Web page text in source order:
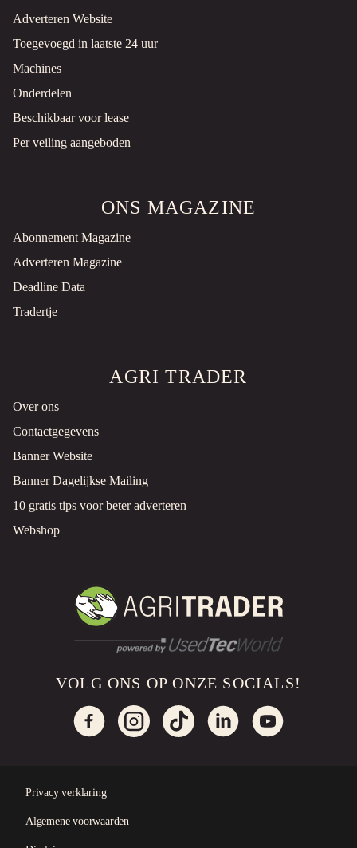
Adverteren Website
Toegevoegd in laatste 24 uur
Machines
Onderdelen
Beschikbaar voor lease
Per veiling aangeboden
ONS MAGAZINE
Abonnement Magazine
Adverteren Magazine
Deadline Data
Tradertje
AGRI TRADER
Over ons
Contactgegevens
Banner Website
Banner Dagelijkse Mailing
10 gratis tips voor beter adverteren
Webshop
VOLG ONS OP ONZE SOCIALS!
Privacy verklaring
Algemene voorwaarden